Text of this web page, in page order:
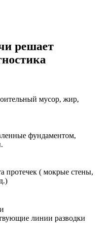
решает
мусор, жир,
фундаментом,
протечек ( мокрые стены,
линии разводки